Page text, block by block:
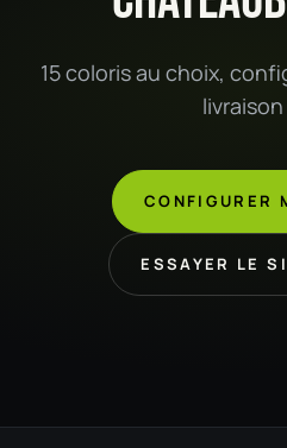
15 coloris au choix,
CONFIGURER
ESSAYER LE